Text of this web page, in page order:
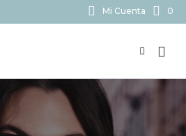
Mi Cuenta 0